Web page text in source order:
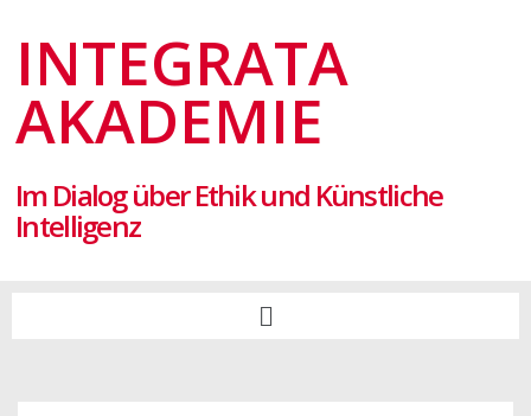
INTEGRATA
AKADEMIE
Im Dialog über Ethik und Künstliche
Intelligenz